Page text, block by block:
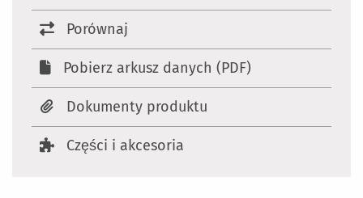
Porównaj
Pobierz arkusz danych (PDF)
Dokumenty produktu
Części i akcesoria